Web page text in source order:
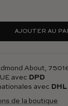
AJOUTER AU
About,
avec DPD
avec
de la boutique